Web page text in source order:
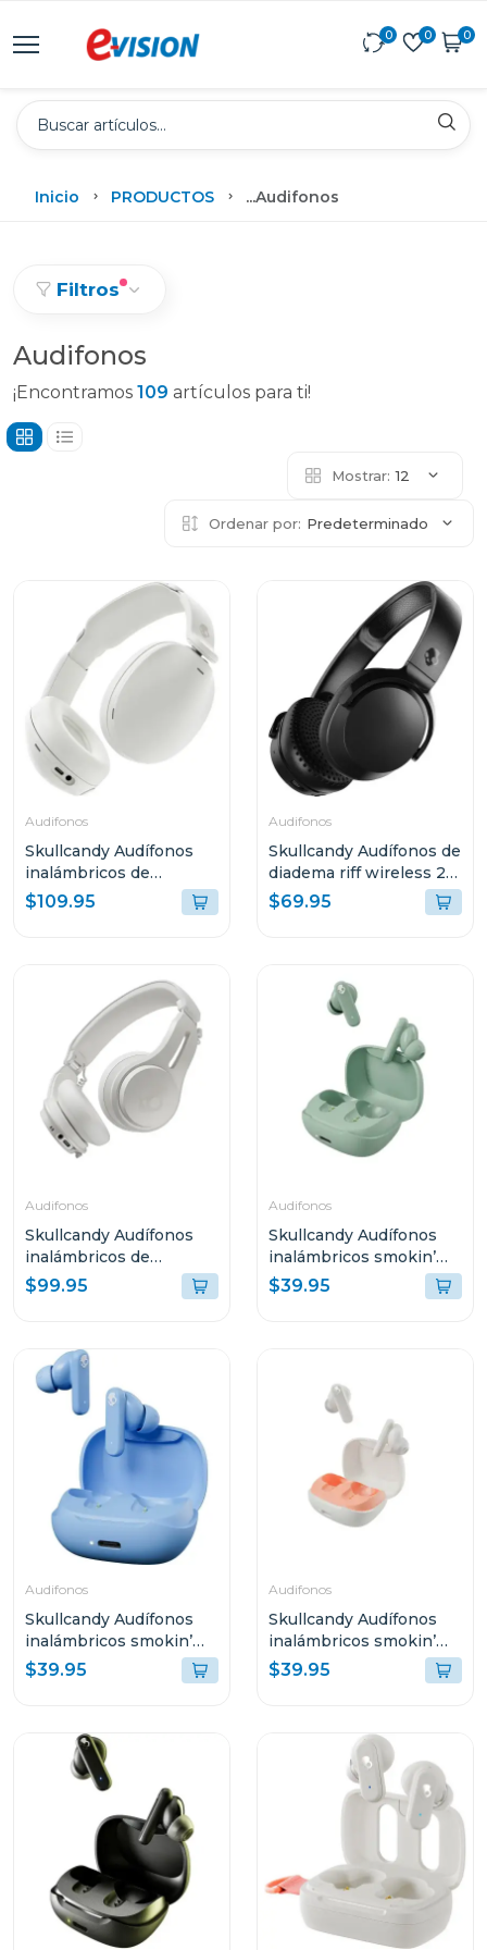
0 0 0
Inicio PRODUCTOS ...Audifonos
Filtros
Audifonos
¡Encontramos 109 artículos para ti!
Mostrar: 12
Ordenar por: Predeterminado
Audifonos
Skullcandy Audífonos
inalámbricos de
diadema hesh bone 360
s6how
$109.95
Audifonos
Skullcandy Audífonos de
diadema riff wireless 2
true black s5prw
$69.95
Audifonos
Skullcandy Audífonos
inalámbricos de
diadema icon anc bone
orange s5iow
$99.95
Audifonos
Skullcandy Audífonos
inalámbricos smokin’
buds peppy sage t989
$39.95
Audifonos
Skullcandy Audífonos
inalámbricos smokin’
buds peppy blue t990
$39.95
Audifonos
Skullcandy Audífonos
inalámbricos smokin’
buds bone orange glow
r951
$39.95